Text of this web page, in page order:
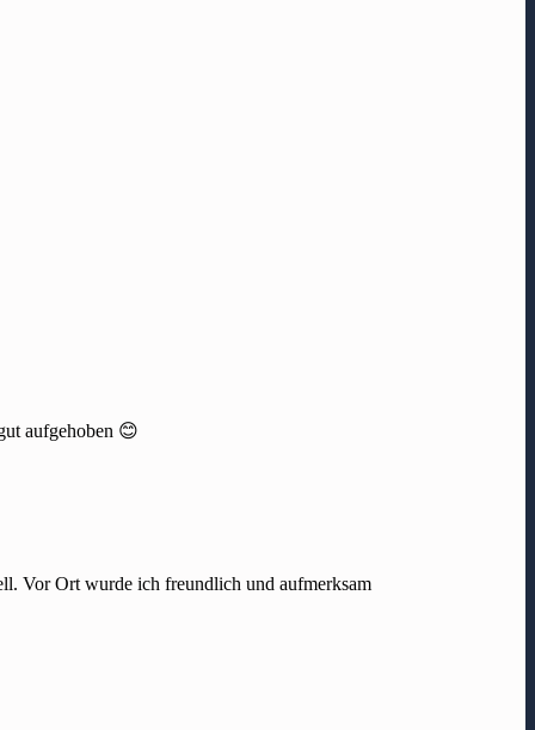
aufgehoben 😊
Vor Ort wurde ich freundlich und aufmerksam